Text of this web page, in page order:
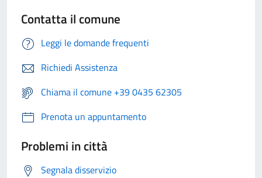
Contatta il comune
Leggi le domande frequenti
Richiedi Assistenza
Chiama il comune +39 0435 62305
Prenota un appuntamento
Problemi in città
Segnala disservizio